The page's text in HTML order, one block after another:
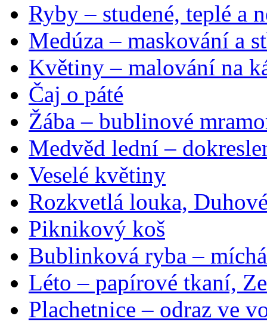
Ryby – studené, teplé a
Medúza – maskování a
Květiny – malování na
Čaj o páté
Žába – bublinové
Medvěd lední –
Veselé květiny
Rozkvetlá louka,
Piknikový koš
Bublinková ryba –
Léto – papírové tkaní,
Plachetnice – odraz ve